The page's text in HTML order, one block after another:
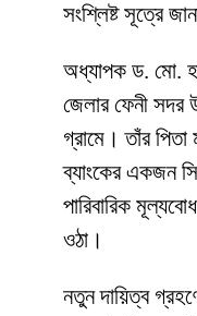
সংশ্লিষ্ট সূত্রে
অধ্যাপক ড. মো.
জেলার ফেনী সদর
গ্রামে। তাঁর
ব্যাংকের একজন
পারিবারিক
ওঠা।
নতুন দায়িত্ব